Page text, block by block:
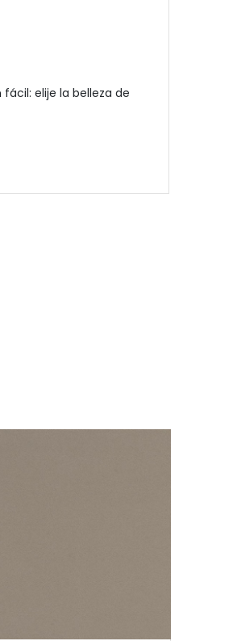
elije la belleza de